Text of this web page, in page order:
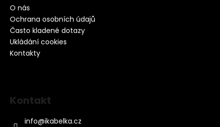
O nás
Ochrana osobních údajů
Často kladené dotazy
Ukládání cookies
Kontakty
Kontakt
info@ikabelka.cz